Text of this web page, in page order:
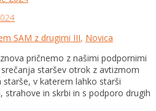
SAM z drugimi III, Novica
pričnemo z našimi podpornimi
staršev otrok z avtizmom
v katerem lahko starši
strahove in skrbi in s podporo drugih